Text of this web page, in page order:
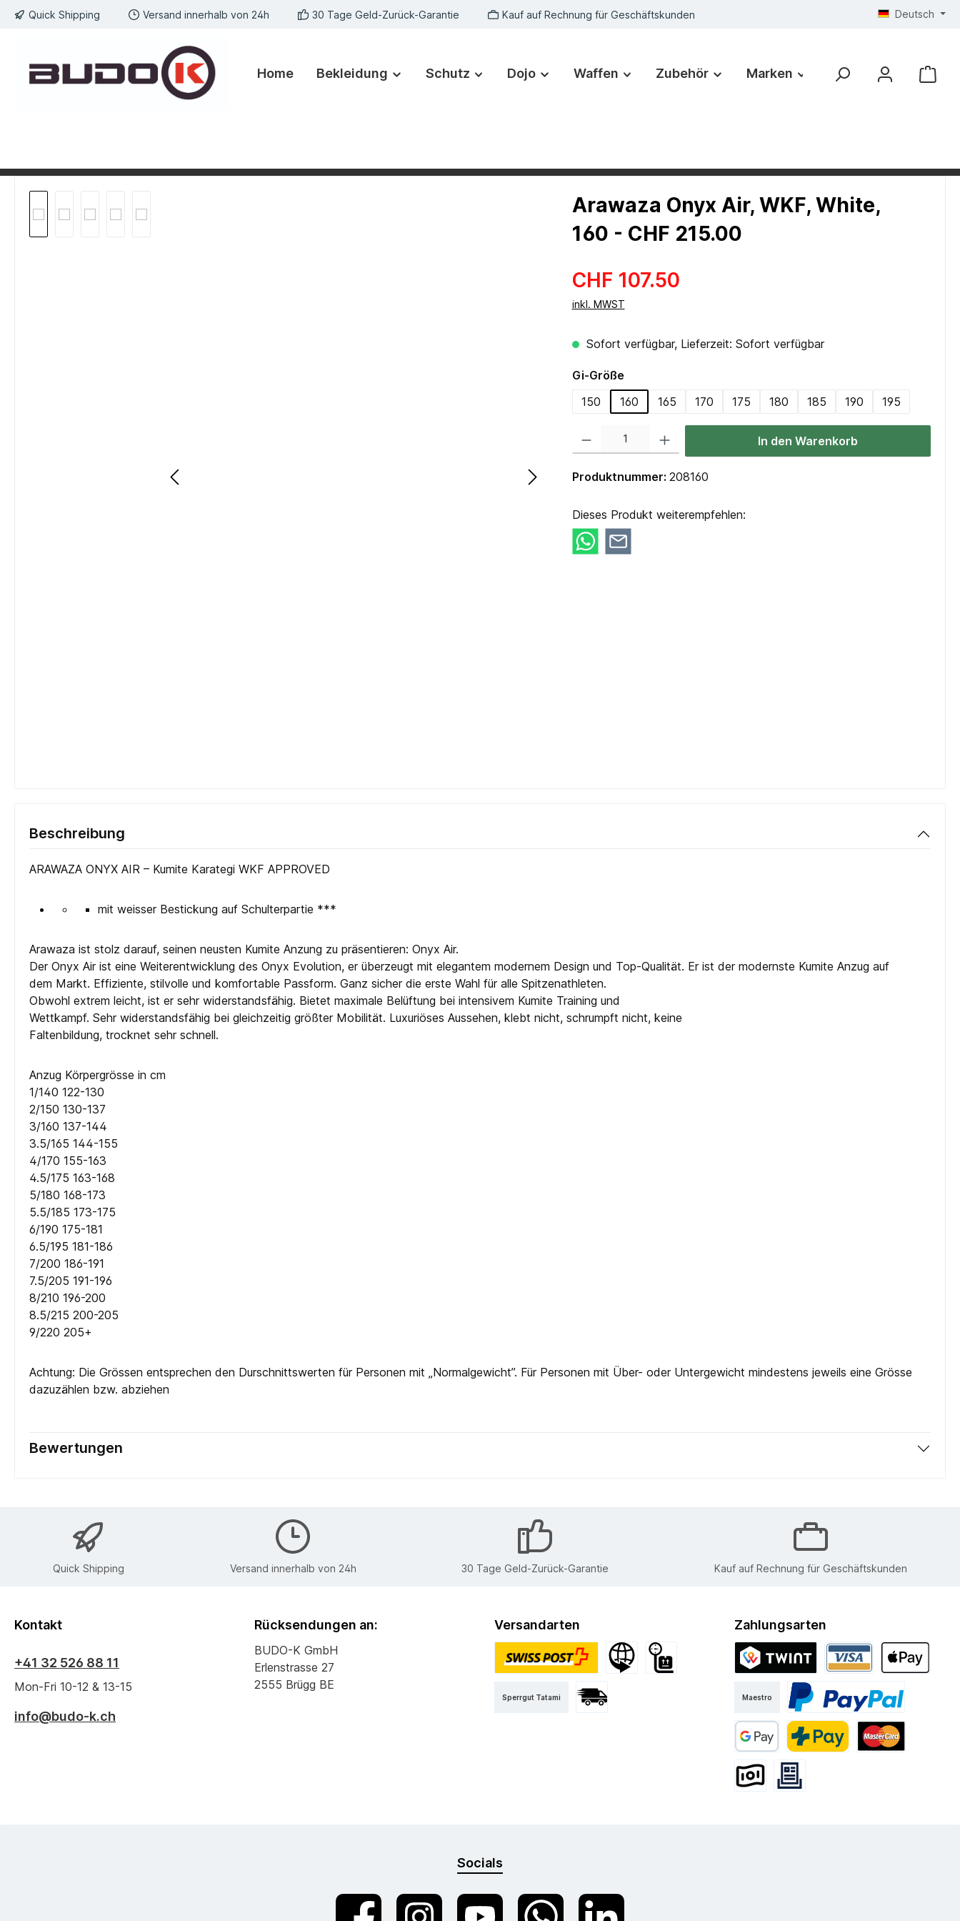
Zur Hauptnavigation springen
Quick Shipping Versand innerhalb von 24h 30 Tage Geld-Zurück-Garantie Kauf auf Rechnung für Geschäftskunden Deutsch
Home Bekleidung Schutz Dojo Waffen Zubehör Marken
Arawaza Onyx Air, WKF, White,
160 - CHF 215.00
CHF 107.50
inkl. MWST
Sofort verfügbar, Lieferzeit: Sofort verfügbar
Gi-Größeauswählen
150
160 165 170 175 180 185 190 195
In den Warenkorb
Produktnummer: 208160
Dieses Produkt weiterempfehlen:
Beschreibung
ARAWAZA ONYX AIR – Kumite Karategi WKF APPROVED
mit weisser Bestickung auf Schulterpartie ***
Arawaza ist stolz darauf, seinen neusten Kumite Anzung zu präsentieren: Onyx Air.
Der Onyx Air ist eine Weiterentwicklung des Onyx Evolution, er überzeugt mit elegantem modernem Design und Top-Qualität. Er ist der modernste Kumite Anzug auf
dem Markt. Effiziente, stilvolle und komfortable Passform. Ganz sicher die erste Wahl für alle Spitzenathleten.
Obwohl extrem leicht, ist er sehr widerstandsfähig. Bietet maximale Belüftung bei intensivem Kumite Training und
Wettkampf. Sehr widerstandsfähig bei gleichzeitig größter Mobilität. Luxuriöses Aussehen, klebt nicht, schrumpft nicht, keine
Faltenbildung, trocknet sehr schnell.
Anzug Körpergrösse in cm
1/140 122-130
2/150 130-137
3/160 137-144
3.5/165 144-155
4/170 155-163
4.5/175 163-168
5/180 168-173
5.5/185 173-175
6/190 175-181
6.5/195 181-186
7/200 186-191
7.5/205 191-196
8/210 196-200
8.5/215 200-205
9/220 205+
Achtung: Die Grössen entsprechen den Durschnittswerten für Personen mit „Normalgewicht”. Für Personen mit Über- oder Untergewicht mindestens jeweils eine Grösse
dazuzählen bzw. abziehen
Bewertungen
Quick Shipping Versand innerhalb von 24h 30 Tage Geld-Zurück-Garantie Kauf auf Rechnung für Geschäftskunden
Kontakt
+41 32 526 88 11
Mon-Fri 10-12 & 13-15
info@budo-k.ch
Rücksendungen an:
BUDO-K GmbH
Erlenstrasse 27
2555 Brügg BE
Versandarten
Sperrgut Tatami
Zahlungsarten
Maestro
PayPal
Google PayPostFinance Pay
Socials